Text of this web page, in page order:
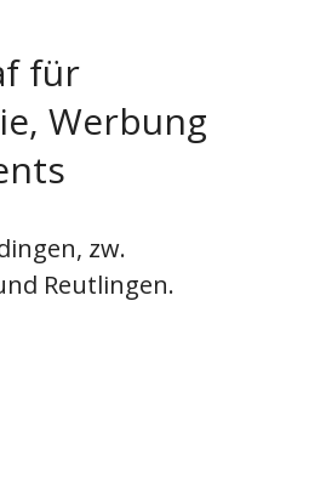
für
Werbung
zw.
Reutlingen.